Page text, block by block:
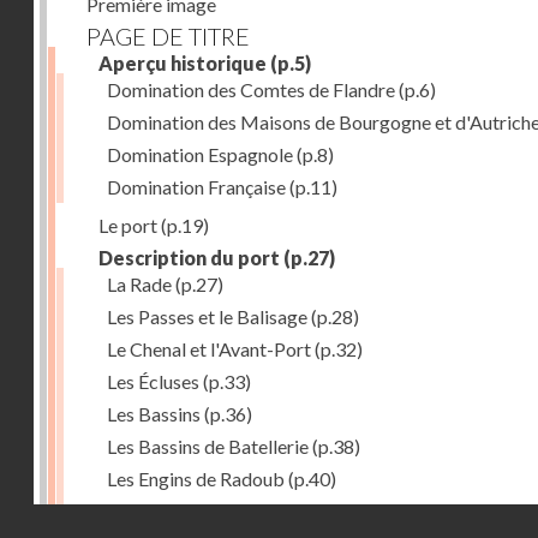
PAGE DE TITRE
Aperçu historique (p.5)
Domination des Comtes de Flandre(p.6)
Domination des Maisons de Bourgogne et
Domination Espagnole(p.8)
Domination Française(p.11)
Le port(p.19)
Description du port (p.27)
La Rade(p.27)
Les Passes et le Balisage(p.28)
Le Chenal et l'Avant-Port(p.32)
Les Écluses (p.33)
Les Bassins (p.36)
Les Bassins de Batellerie(p.38)
Les Engins de Radoub (p.40)
L'Outillage du Port(p.41)